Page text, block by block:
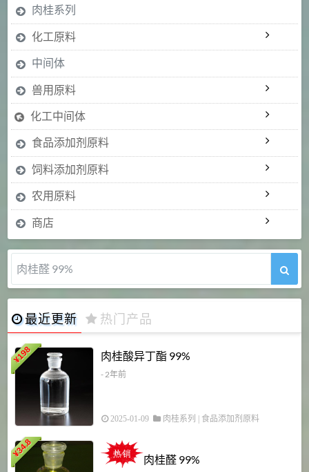
肉桂系列
化工原料
中间体
兽用原料
化工中间体
食品添加剂原料
饲料添加剂原料
农用原料
商店
氯诺昔康 99%
最近更新 热门产品
¥
198 肉桂酸异丁酯 99%
- 2年前
2025-01-09 肉桂系列 食品添加剂原料
¥
34.8
肉桂醛 99%